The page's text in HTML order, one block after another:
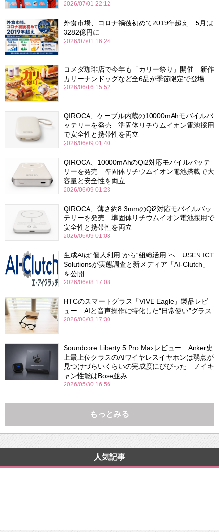
2026/07/01 22:12
外食市場、コロナ禍後初めて2019年超え 5月は
3282億円に
2026/07/01 16:24
コメダ珈琲店で今年も「カリー祭り」開催 新作
カリーナンドッグなど全6品が季節限定で登場
2026/06/16 15:52
QIROCA、ケーブル内蔵の10000mAhモバイルバ
ッテリーを発売 準固体リチウムイオン電池採用
で安全性と携帯性を両立
2026/06/09 01:40
QIROCA、10000mAhのQi2対応モバイルバッテ
リーを発売 準固体リチウムイオン電池搭載で大
容量と安全性を両立
2026/06/09 01:23
QIROCA、薄さ約8.3mmのQi2対応モバイルバッ
テリーを発売 準固体リチウムイオン電池採用で
安全性と携帯性を両立
2026/06/09 01:08
生成AIは“個人利用”から“組織活用”へ USEN ICT
Solutionsが実態調査と新メディア「AI-Clutch」
を公開
2026/06/08 17:08
HTCのスマートグラス「VIVE Eagle」製品レビ
ュー AIと音声操作に特化した“日常使い”グラス
2026/06/03 17:30
Soundcore Liberty 5 Pro Maxレビュー Anker史
上最上位クラスのAIワイヤレスイヤホンは弱点が
見つけづらいくらいの完成度にびびった ノイキ
ャン性能はBose並み
2026/05/30 16:56
もっとみる
人気記事